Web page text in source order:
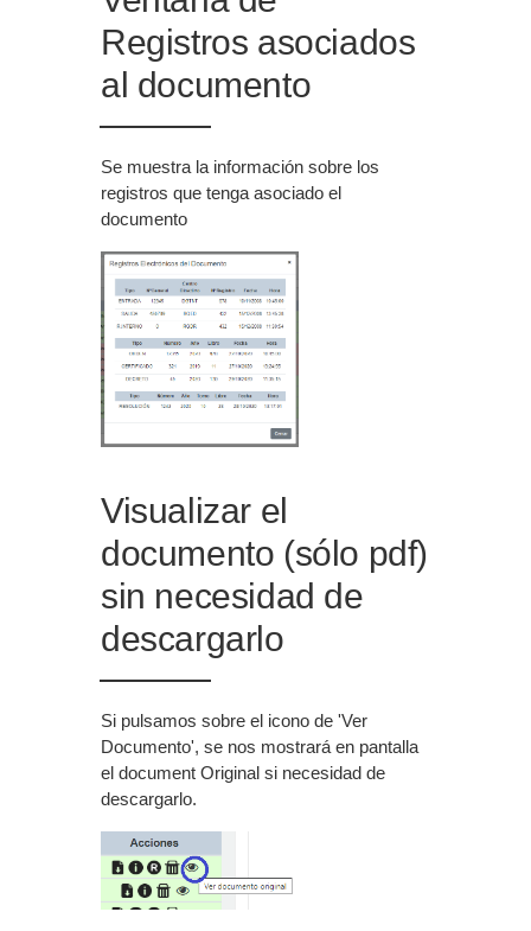
Registros asociados
al documento
Se muestra la información sobre los
registros que tenga asociado el
documento
Visualizar el
documento (sólo pdf)
sin necesidad de
descargarlo
Si pulsamos sobre el icono de 'Ver
Documento', se nos mostrará en pantalla
el document Original si necesidad de
descargarlo.